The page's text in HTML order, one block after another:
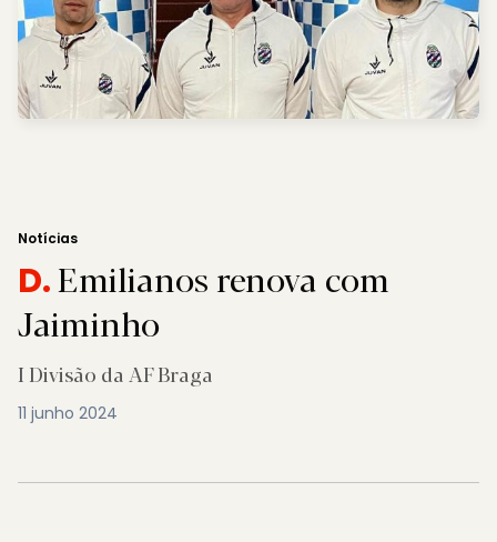
Notícias
D.Emilianos renova com
Jaiminho
I Divisão da AF Braga
11 junho 2024